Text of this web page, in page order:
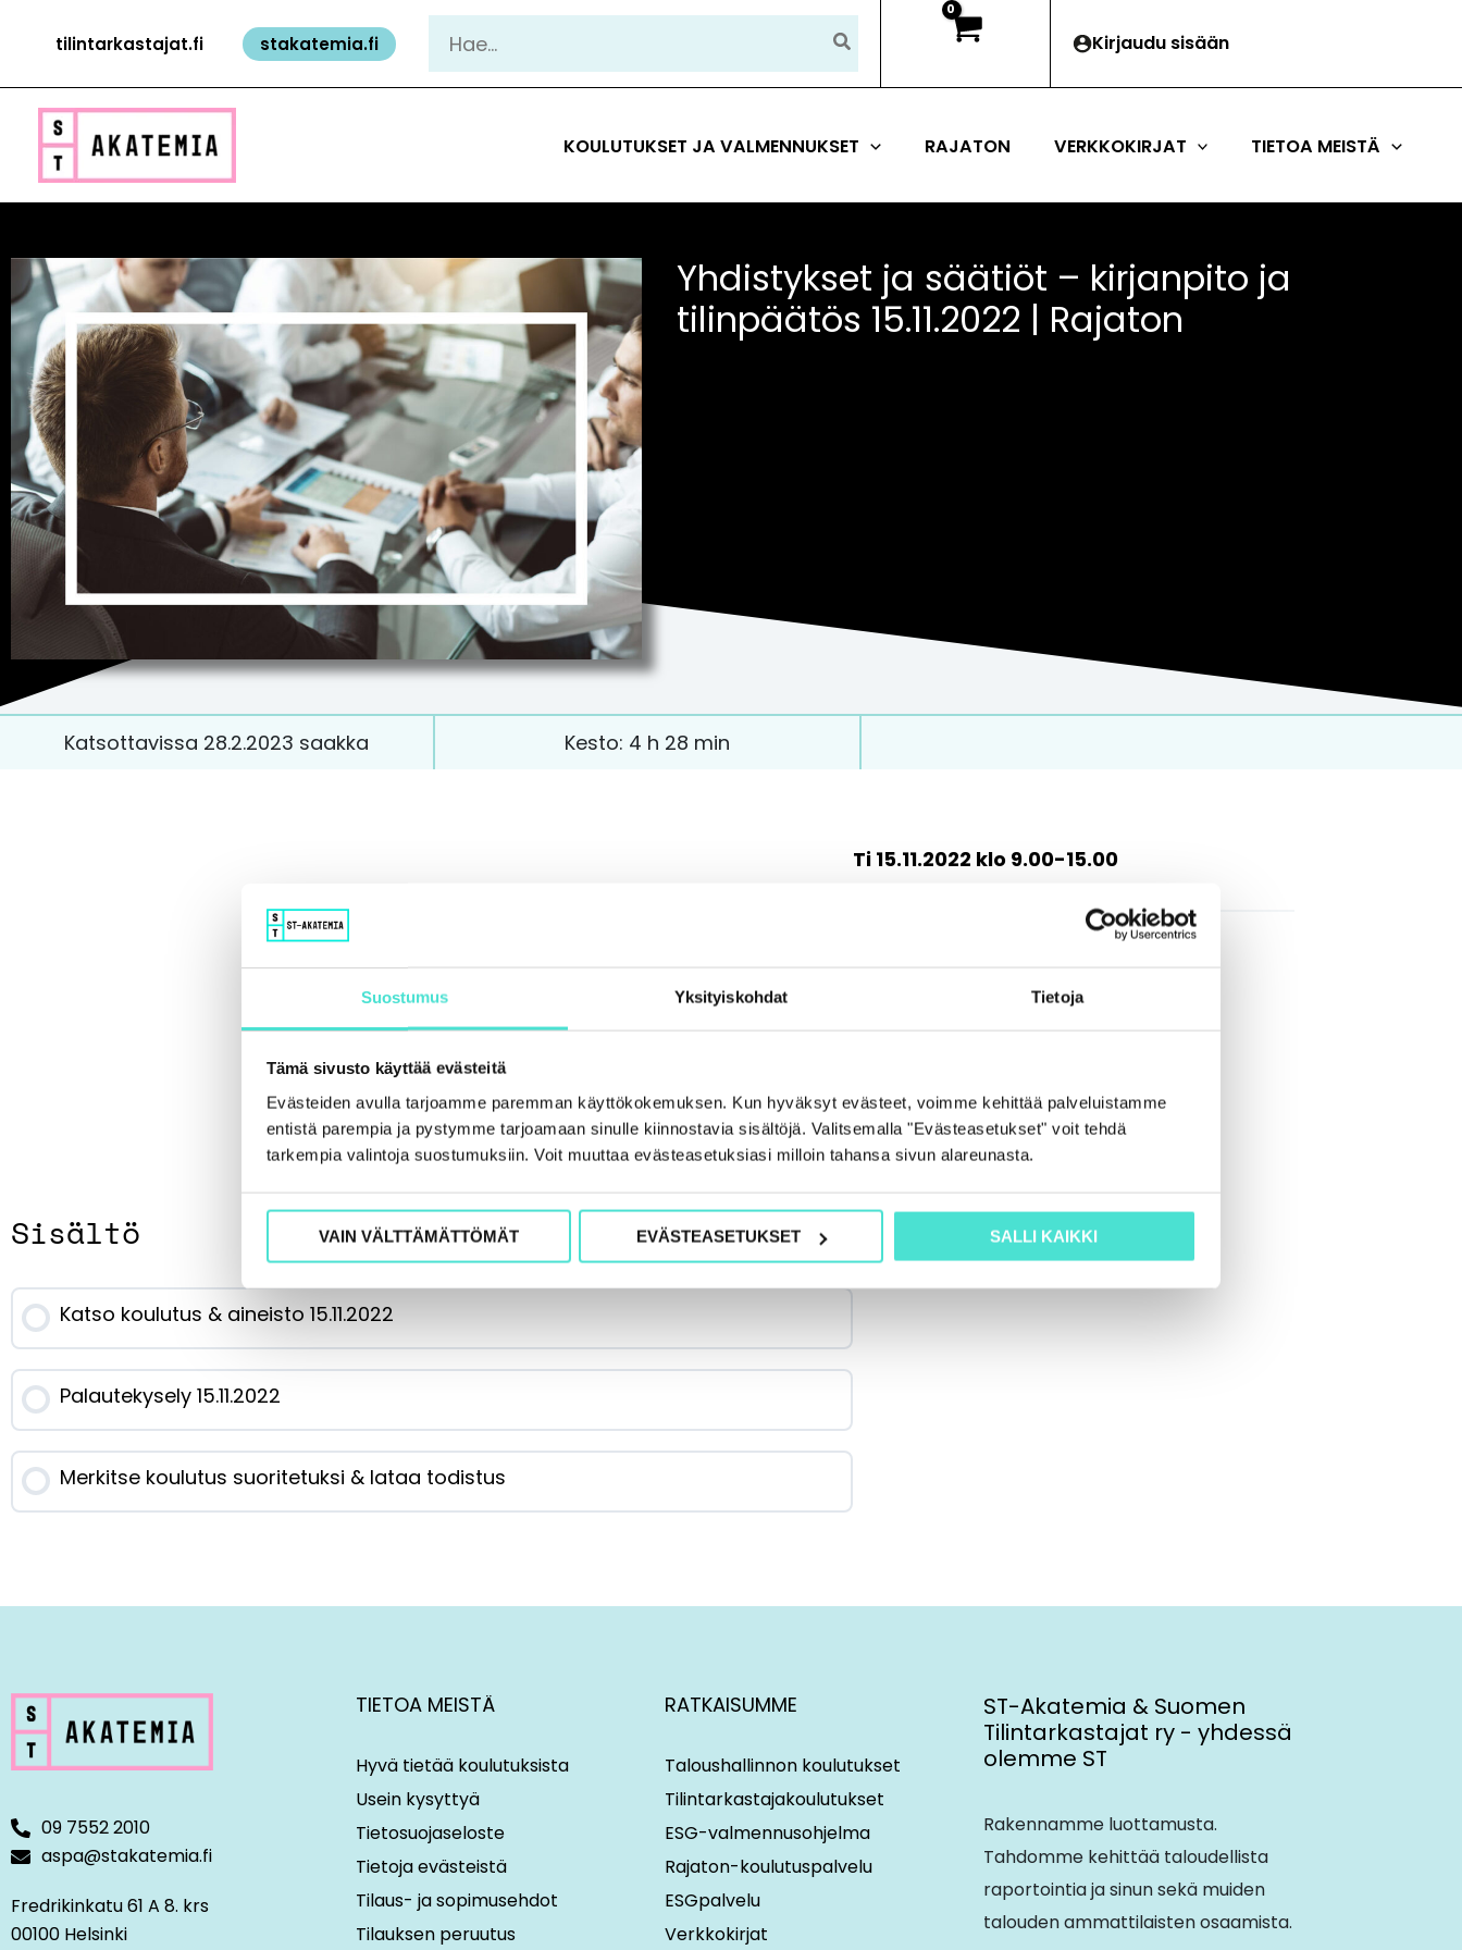
Suostumus Yksityiskohdat Tietoja
Tämä sivusto käyttää evästeitä
Evästeiden avulla tarjoamme paremman käyttökokemuksen. Kun hyväksyt evästeet, voimme kehittää palveluistamme
entistä parempia ja pystymme tarjoamaan sinulle kiinnostavia sisältöjä. Valitsemalla "Evästeasetukset" voit tehdä
tarkempia valintoja suostumuksiin. Voit muuttaa evästeasetuksiasi milloin tahansa sivun alareunasta.
VAIN VÄLTTÄMÄTTÖMÄT EVÄSTEASETUKSET SALLI KAIKKI
sisältööntilintarkastajat.fi stakatemia.fi Kirjaudu sisään
KOULUTUKSET JA VALMENNUKSET RAJATON VERKKOKIRJAT TIETOA MEISTÄ
Yhdistykset ja säätiöt – kirjanpito ja
tilinpäätös 15.11.2022 | Rajaton
Katsottavissa 28.2.2023 saakka Kesto: 4 h 28 min
J
L
Sisältö
Katso koulutus & aineisto 15.11.2022
Palautekysely 15.11.2022
Merkitse koulutus suoritetuksi & lataa todistus
Ti 15.11.2022 klo 9.00-15.00
09 7552 2010
aspa@stakatemia.fi
Fredrikinkatu 61 A 8. krs
00100 Helsinki
TIETOA MEISTÄ
Hyvä tietää koulutuksista
Usein kysyttyä
Tietosuojaseloste
Tietoja evästeistä
Tilaus- ja sopimusehdot
Tilauksen peruutus
RATKAISUMME
Taloushallinnon koulutukset
Tilintarkastajakoulutukset
ESG-valmennusohjelma
Rajaton-koulutuspalvelu
ESGpalvelu
Verkkokirjat
ST-Akatemia & Suomen
Tilintarkastajat ry - yhdessä
olemme ST
Rakennamme luottamusta.
Tahdomme kehittää taloudellista
raportointia ja sinun sekä muiden
talouden ammattilaisten osaamista.